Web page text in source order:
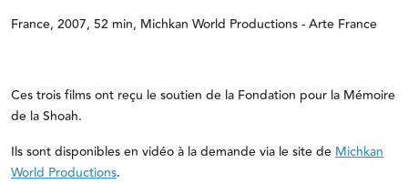
France, 2007, 52 min, Michkan World Productions - Arte France
Ces trois films ont reçu le soutien de la Fondation pour la Mémoire
de la Shoah.
Ils sont disponibles en vidéo à la demande via le site deMichkan
World Productions.